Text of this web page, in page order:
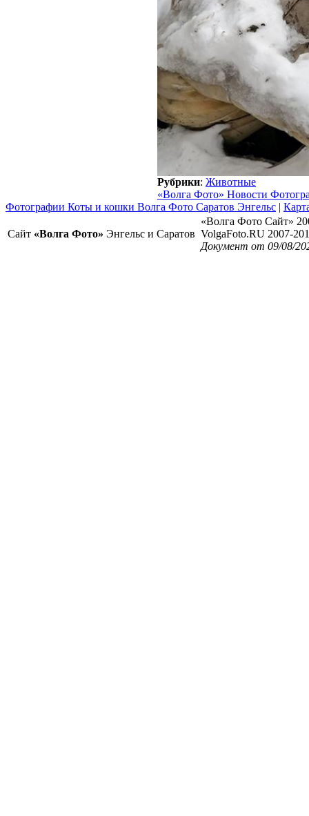
Рубрики: Животные
«Волга Фото» Новости
Фотографии Коты и кошки Волга Фото Саратов Энгельс |
Сайт «Волга Фото» Энгельс и Саратов
«Волга Фото Сайт»
VolgaFoto.RU 2007-
Документ от 09/08/